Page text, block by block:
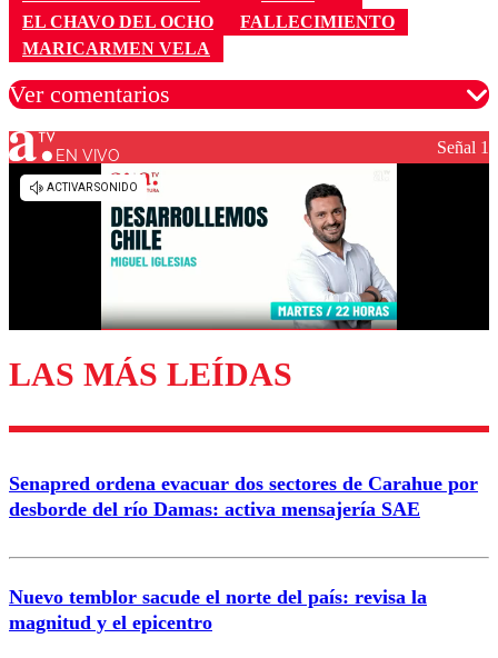
EL CHAVO DEL OCHO
FALLECIMIENTO
MARICARMEN VELA
Ver comentarios
Los comentarios son moderados para garantizar un
diálogo respetuoso.
Enviar comentario
EN VIVO Señal 1
LAS MÁS LEÍDAS
Senapred ordena evacuar dos sectores de Carahue por
desborde del río Damas: activa mensajería SAE
Nuevo temblor sacude el norte del país: revisa la
magnitud y el epicentro